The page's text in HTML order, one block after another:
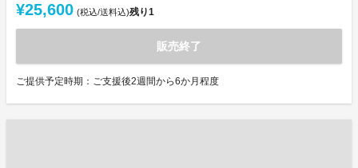
¥25,600 (税込/送料込)残り1
販売終了
ご提供予定時期：ご支援後2週間から6か月程度